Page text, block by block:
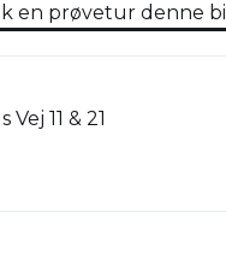
en prøvetur denne bil
11 & 21